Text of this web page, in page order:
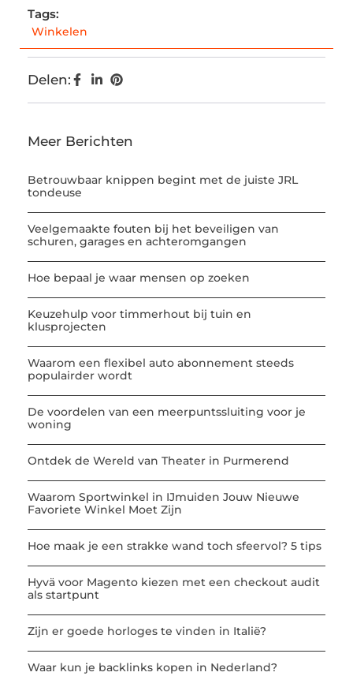
Tags:
Winkelen
Delen:
Meer Berichten
Betrouwbaar knippen begint met de juiste JRL
tondeuse
Veelgemaakte fouten bij het beveiligen van
schuren, garages en achteromgangen
Hoe bepaal je waar mensen op zoeken
Keuzehulp voor timmerhout bij tuin en
klusprojecten
Waarom een flexibel auto abonnement steeds
populairder wordt
De voordelen van een meerpuntssluiting voor je
woning
Ontdek de Wereld van Theater in Purmerend
Waarom Sportwinkel in IJmuiden Jouw Nieuwe
Favoriete Winkel Moet Zijn
Hoe maak je een strakke wand toch sfeervol? 5 tips
Hyvä voor Magento kiezen met een checkout audit
als startpunt
Zijn er goede horloges te vinden in Italië?
Waar kun je backlinks kopen in Nederland?